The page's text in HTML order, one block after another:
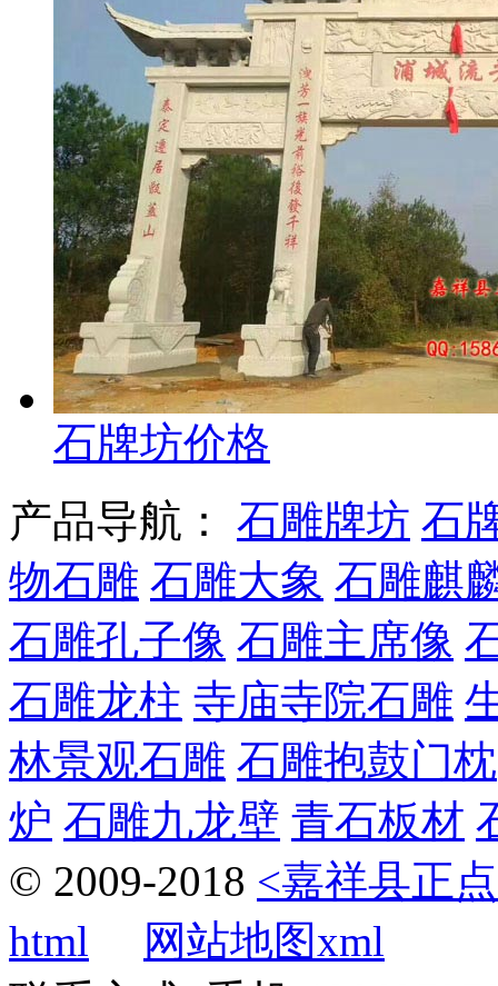
石牌坊价格
产品导航： 石雕牌坊 石
物石雕 石雕大象 石雕麒
石雕孔子像 石雕主席像
石雕龙柱 寺庙寺院石雕
林景观石雕 石雕抱鼓门枕
炉 石雕九龙壁 青石板材
© 2009-2018 <嘉祥县正
html
网站地图xml